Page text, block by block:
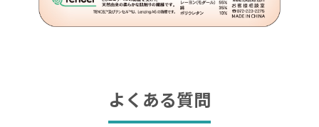
よくある質問